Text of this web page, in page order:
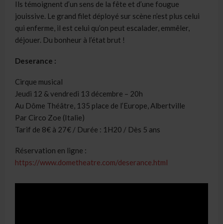
Ils témoignent d’un sens de la fête et d’une fougue
jouissive. Le grand filet déployé sur scène n’est plus celui
qui enferme, il est celui qu’on peut escalader, emmêler,
déjouer. Du bonheur à l’état brut !
Deserance :
Cirque musical
Jeudi 12 & vendredi 13 décembre – 20h
Au Dôme Théâtre, 135 place de l’Europe, Albertville
Par Circo Zoe (Italie)
Tarif de 8€ à 27€ / Durée : 1H20 / Dès 5 ans
Réservation en ligne :
https://www.dometheatre.com/deserance.html